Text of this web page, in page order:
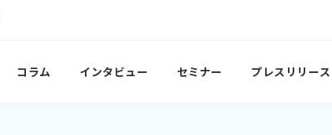
コラム インタビュー セミナー プレスリリース